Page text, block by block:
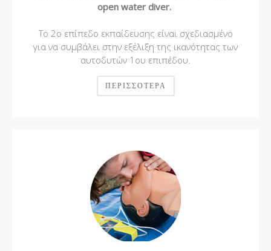
open water diver.
Το 2ο επίπεδο εκπαίδευσης είναι σχεδιασμένο
για να συμβάλει στην εξέλιξη της ικανότητας των
αυτοδυτών 1ου επιπέδου.
ΠΕΡΙΣΣΌΤΕΡΑ